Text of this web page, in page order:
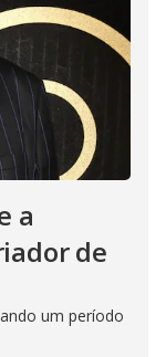
a
de
um período